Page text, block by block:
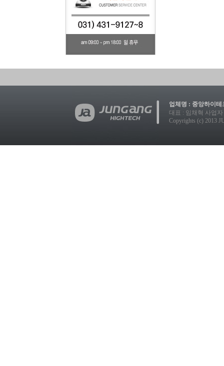
업체명 : 중앙하이테
대표 : 임채혁 사업자
Copyrights (c) 2013